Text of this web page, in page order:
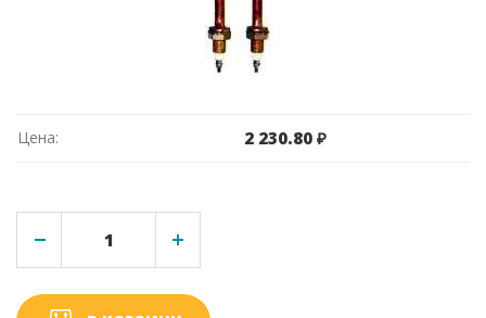
Цена: 2 230.80 ₽